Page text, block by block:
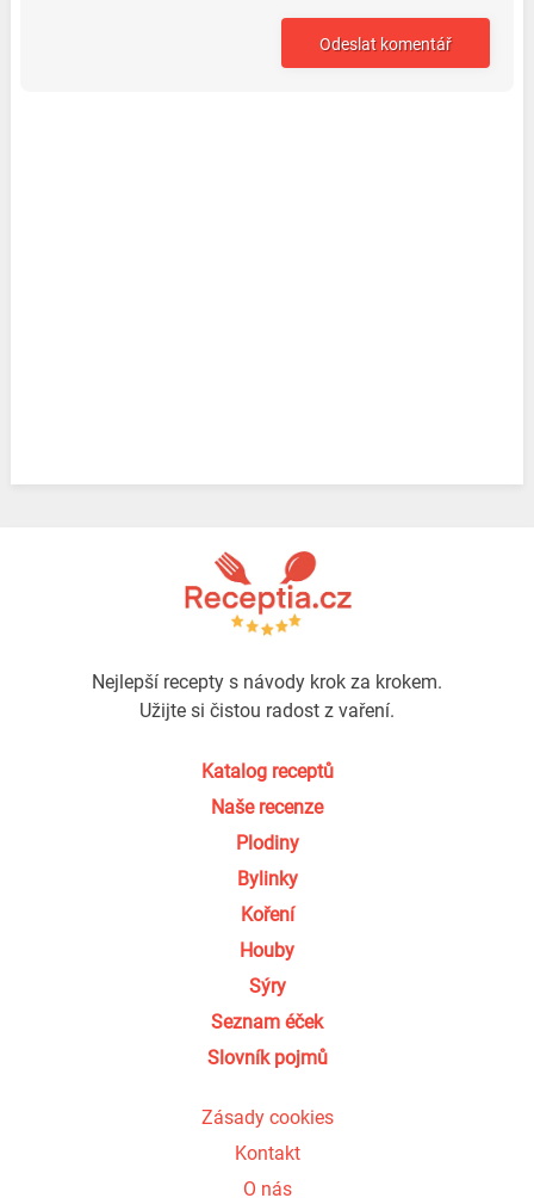
Nejlepší recepty s návody krok za krokem.
Užijte si čistou radost z vaření.
Katalog receptů
Naše recenze
Plodiny
Bylinky
Koření
Houby
Sýry
Seznam éček
Slovník pojmů
Zásady cookies
Kontakt
O nás